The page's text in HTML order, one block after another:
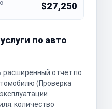
$27,250
по авто
расширенный отчет по
(Проверка
количество